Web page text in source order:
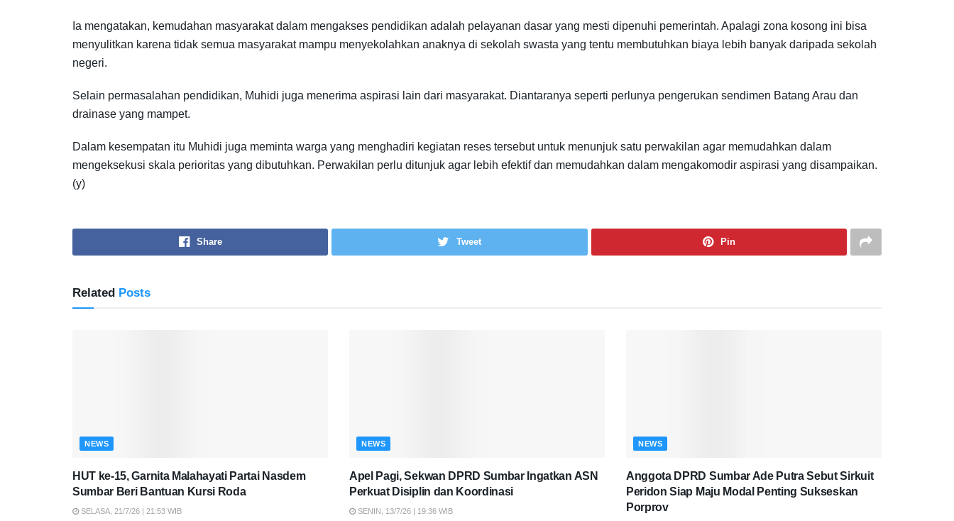
Ia mengatakan, kemudahan masyarakat dalam mengakses pendidikan adalah pelayanan dasar yang mesti dipenuhi pemerintah. Apalagi zona kosong ini bisa
menyulitkan karena tidak semua masyarakat mampu menyekolahkan anaknya di sekolah swasta yang tentu membutuhkan biaya lebih banyak daripada sekolah
negeri.
Selain permasalahan pendidikan, Muhidi juga menerima aspirasi lain dari masyarakat. Diantaranya seperti perlunya pengerukan sendimen Batang Arau dan
drainase yang mampet.
Dalam kesempatan itu Muhidi juga meminta warga yang menghadiri kegiatan reses tersebut untuk menunjuk satu perwakilan agar memudahkan dalam
mengeksekusi skala perioritas yang dibutuhkan. Perwakilan perlu ditunjuk agar lebih efektif dan memudahkan dalam mengakomodir aspirasi yang disampaikan.
(y)
Share Tweet Pin
Related Posts
NEWS
HUT ke-15, Garnita Malahayati Partai Nasdem
Sumbar Beri Bantuan Kursi Roda
SELASA, 21/7/26 | 21:53 WIB
NEWS
Apel Pagi, Sekwan DPRD Sumbar Ingatkan ASN
Perkuat Disiplin dan Koordinasi
SENIN, 13/7/26 | 19:36 WIB
NEWS
Anggota DPRD Sumbar Ade Putra Sebut Sirkuit
Peridon Siap Maju Modal Penting Sukseskan
Porprov